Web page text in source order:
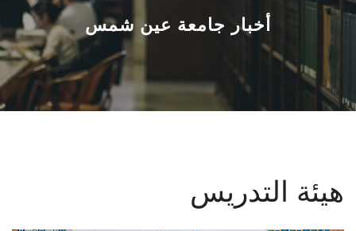
القطاعـات
الشئون الأكاديمية
البحث العلمي
أخبار جامعة عين شمس
هيئة التدريس